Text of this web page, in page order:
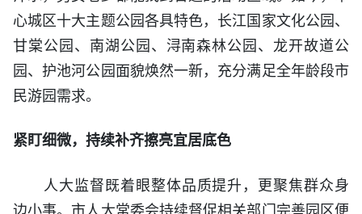
心城区十大主题公园各具特色，长江国家文化公园、
甘棠公园、南湖公园、浔南森林公园、龙开故道公
园、护池河公园面貌焕然一新，充分满足全年龄段市
民游园需求。
紧盯细微，持续补齐擦亮宜居底色
人大监督既着眼整体品质提升，更聚焦群众身
边小事。市人大常委会持续督促相关部门完善园区便